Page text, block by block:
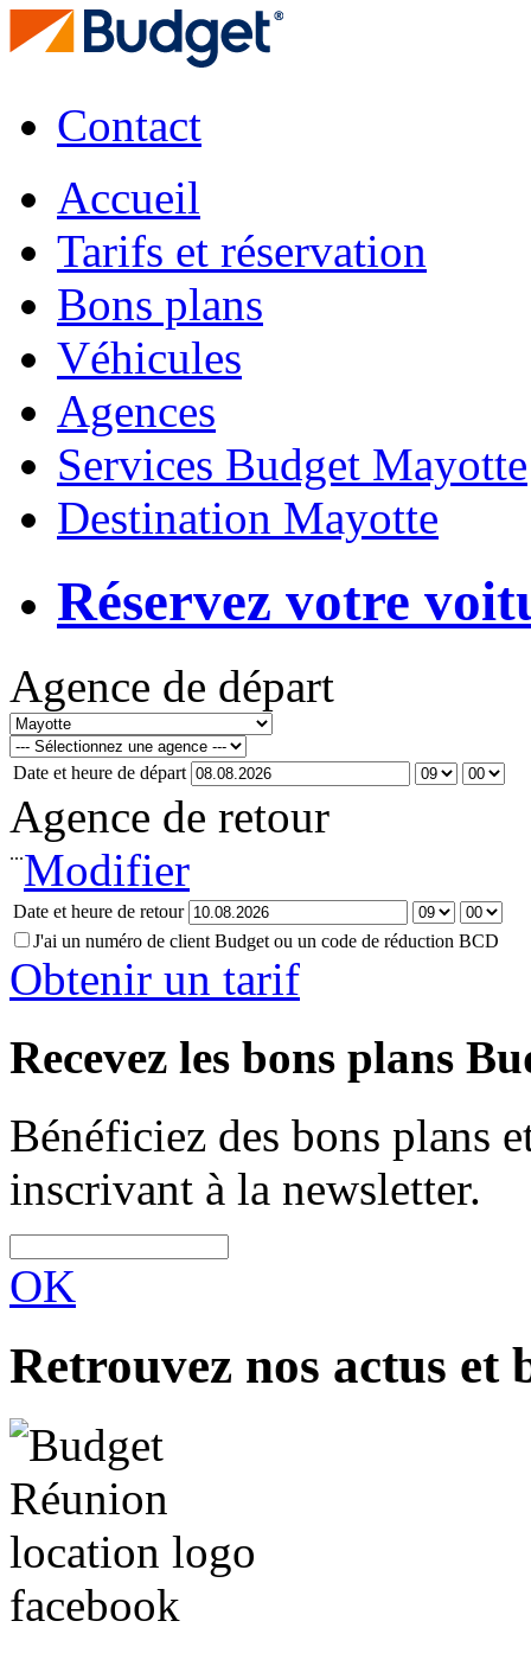
Contact
Accueil
Tarifs et réservation
Bons plans
Véhicules
Agences
Services Budget Mayotte
Destination Mayotte
Réservez votre
Agence de départ
Date et heure de départ
Agence de retour
...Modifier
Date et heure de retour
J'ai un numéro de client Budget ou un code de réduction BCD
Obtenir un tarif
Recevez les bons plans
Bénéficiez des bons plans
inscrivant à la newsletter.
OK
Retrouvez nos actus et